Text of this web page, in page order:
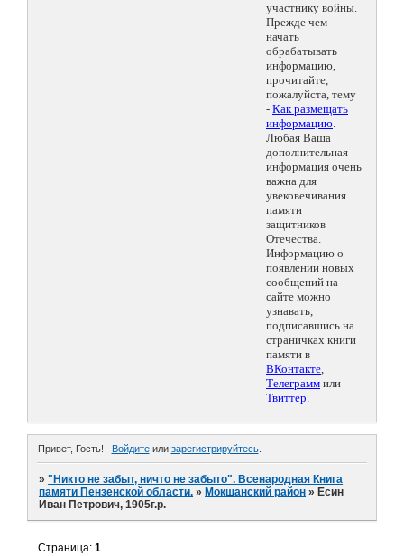
участнику войны.
Прежде чем
начать
обрабатывать
информацию,
прочитайте,
пожалуйста, тему
- Как размещать
информацию.
Любая Ваша
дополнительная
информация очень
важна для
увековечивания
памяти
защитников
Отечества.
Информацию о
появлении новых
сообщений на
сайте можно
узнавать,
подписавшись на
страничках книги
памяти в
ВКонтакте,
Телеграмм или
Твиттер.
Привет, Гость! Войдитеили зарегистрируйтесь.
»"Никто не забыт, ничто не забыто". Всенародная Книга
памяти Пензенской области. » Мокшанский район » Есин
Иван Петрович, 1905г.р.
Страница:1